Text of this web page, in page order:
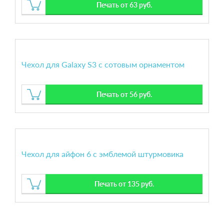
Печать от 63 руб.
Чехол для Galaxy S3 с сотовым орнаментом
Печать от 56 руб.
Чехол для айфон 6 с эмблемой штурмовика
Печать от 135 руб.